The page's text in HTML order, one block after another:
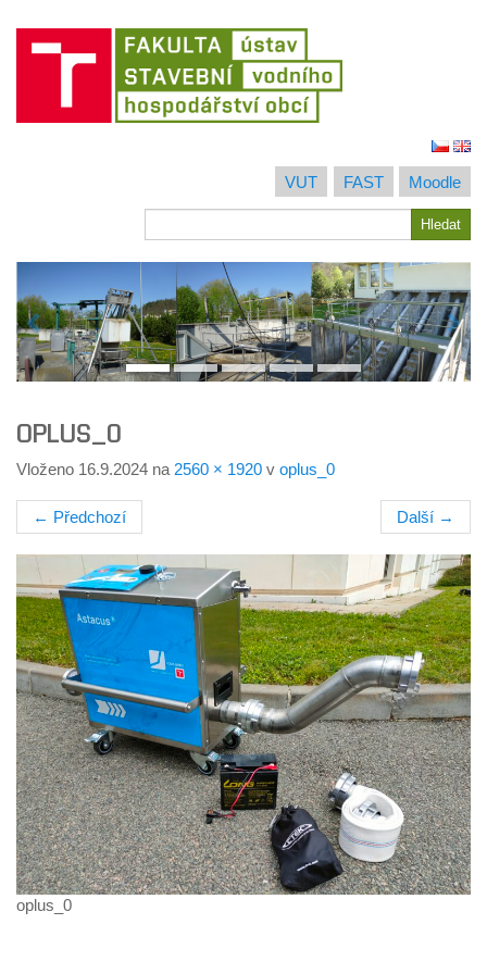
VUT FAST
Moodle
Hledat
OPLUS_0
Vloženo 16.9.2024 na 2560 × 1920 v oplus_0
← Předchozí Další →
oplus_0